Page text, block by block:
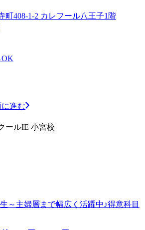
町408-1-2 カレフール八王子1階
OK
進む
ールIE 小宮校
主婦層まで幅広く活躍中♪得意科目